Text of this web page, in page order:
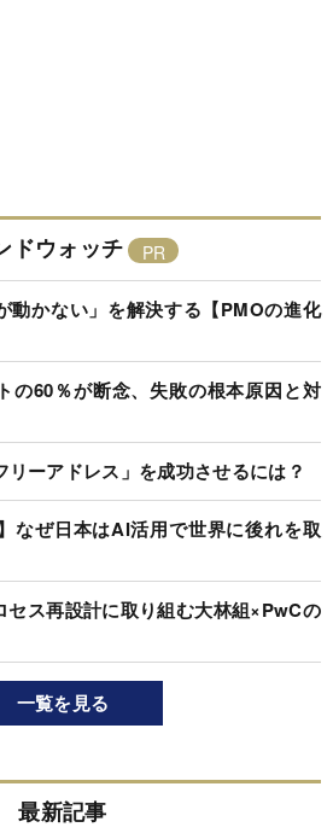
ドウォッチ
動かない」を解決する【PMOの進化
の60％が断念、失敗の根本原因と対
ーアドレス」を成功させるには？
なぜ日本はAI活用で世界に後れを取
セス再設計に取り組む大林組×PwCの
一覧を見る
最新記事